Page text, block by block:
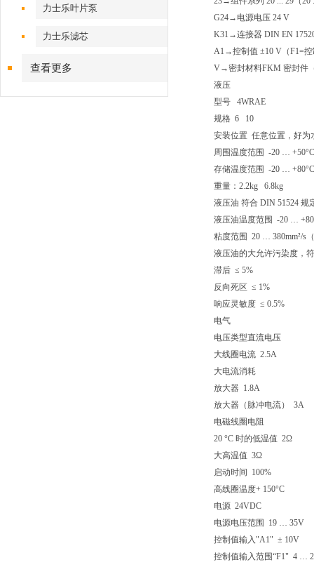
力士乐叶片泵
力士乐滤芯
查看更多
G24→电源电压 24 V
K31→连接器 DIN EN
A1→控制值 ±10 V（F1=控
V→密封材料FKM 密封件
液压
型号 4WRAE
规格 6 10
安装位置 任意位置，好为
周围温度范围 -20 … +50°C
存储温度范围 -20 … +80°C
重量：2.2kg 6.8kg
液压油 符合 DIN 51524 规
液压油温度范围 -20 …
粘度范围 20 … 380mm²/s
液压油的大允许污染度，
滞后 ≤ 5%
反向死区 ≤ 1%
响应灵敏度 ≤ 0.5%
电气
电压类型直流电压
大线圈电流 2.5A
大电流消耗
放大器 1.8A
放大器（脉冲电流） 3A
电磁线圈电阻
20 °C 时的低温值 2Ω
大高温值 3Ω
启动时间 100%
高线圈温度+ 150°C
电源 24VDC
电源电压范围 19 … 35V
控制值输入"A1" ± 10V
控制值输入范围“F1" 4 …